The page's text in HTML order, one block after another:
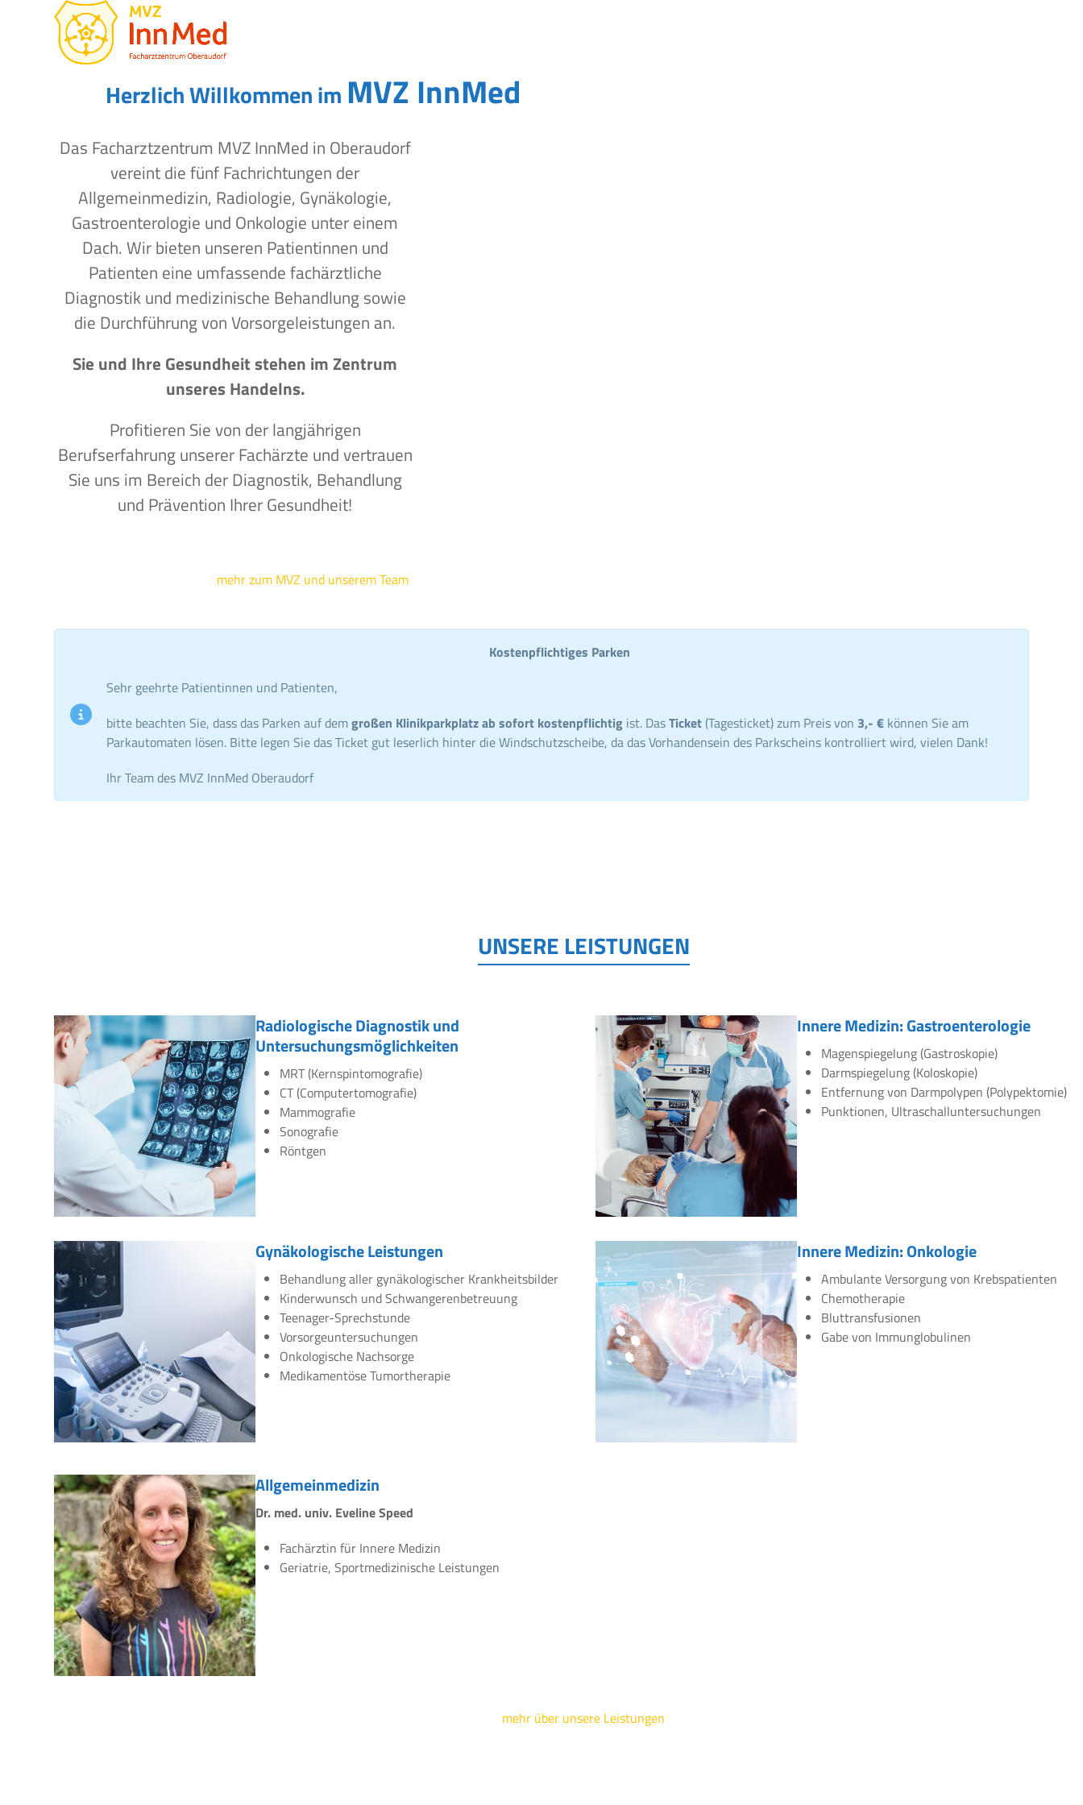
Open
mobile
menu
Close
mobile
menu
Herzlich Willkommen im MVZ InnMed
Das Facharztzentrum MVZ InnMed in Oberaudorf
vereint die fünf Fachrichtungen der
Allgemeinmedizin, Radiologie, Gynäkologie,
Gastroenterologie und Onkologie unter einem
Dach. Wir bieten unseren Patientinnen und
Patienten eine umfassende fachärztliche
Diagnostik und medizinische Behandlung sowie
die Durchführung von Vorsorgeleistungen an.
Sie und Ihre Gesundheit stehen im Zentrum
unseres Handelns.
Profitieren Sie von der langjährigen
Berufserfahrung unserer Fachärzte und vertrauen
Sie uns im Bereich der Diagnostik, Behandlung
und Prävention Ihrer Gesundheit!
mehr zum MVZ und unserem Team
Kostenpflichtiges Parken
Sehr geehrte Patientinnen und Patienten,
bitte beachten Sie, dass das Parken auf demgroßen Klinikparkplatz ab sofort kostenpflichtig ist. DasTicket (Tagesticket) zum Preis von 3,- € können Sie am
Parkautomaten lösen. Bitte legen Sie das Ticket gut leserlich hinter die Windschutzscheibe, da das Vorhandensein des Parkscheins kontrolliert wird, vielen Dank!
Ihr Team des MVZ InnMed Oberaudorf
UNSERE LEISTUNGEN
Radiologische Diagnostik und
Untersuchungsmöglichkeiten
MRT (Kernspintomografie)
CT (Computertomografie)
Mammografie
Sonografie
Röntgen
Gynäkologische Leistungen
Behandlung aller gynäkologischer Krankheitsbilder
Kinderwunsch und Schwangerenbetreuung
Teenager-Sprechstunde
Vorsorgeuntersuchungen
Onkologische Nachsorge
Medikamentöse Tumortherapie
Innere Medizin: Gastroenterologie
Magenspiegelung (Gastroskopie)
Darmspiegelung (Koloskopie)
Entfernung von Darmpolypen (Polypektomie)
Punktionen, Ultraschalluntersuchungen
Innere Medizin: Onkologie
Ambulante Versorgung von Krebspatienten
Chemotherapie
Bluttransfusionen
Gabe von Immunglobulinen
Allgemeinmedizin
Dr. med. univ. Eveline Speed
Fachärztin für Innere Medizin
Geriatrie, Sportmedizinische Leistungen
mehr über unsere Leistungen